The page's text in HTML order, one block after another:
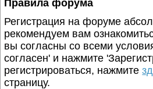
Правила форума
Регистрация на форуме
рекомендуем вам
вы согласны со всеми
согласен' и нажмите
регистрироваться, нажмите
страницу.